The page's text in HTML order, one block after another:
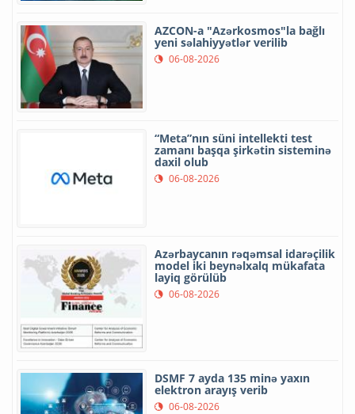
AZCON-a "Azərkosmos"la bağlı
yeni səlahiyyətlər verilib
06-08-2026
“Meta”nın süni intellekti test
zamanı başqa şirkətin sisteminə
daxil olub
06-08-2026
Azərbaycanın rəqəmsal idarəçilik
model iki beynəlxalq mükafata
layiq görülüb
06-08-2026
DSMF 7 ayda 135 minə yaxın
elektron arayış verib
06-08-2026